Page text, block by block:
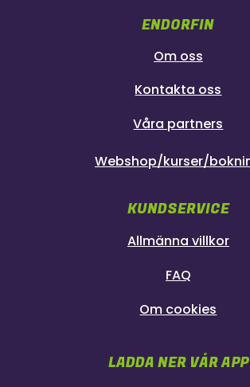
ENDORFIN
Om oss
Kontakta oss
Våra partners
Webshop/kurser/
KUNDSERVICE
Allmänna villkor
FAQ
Om cookies
LADDA NER VÅR APP